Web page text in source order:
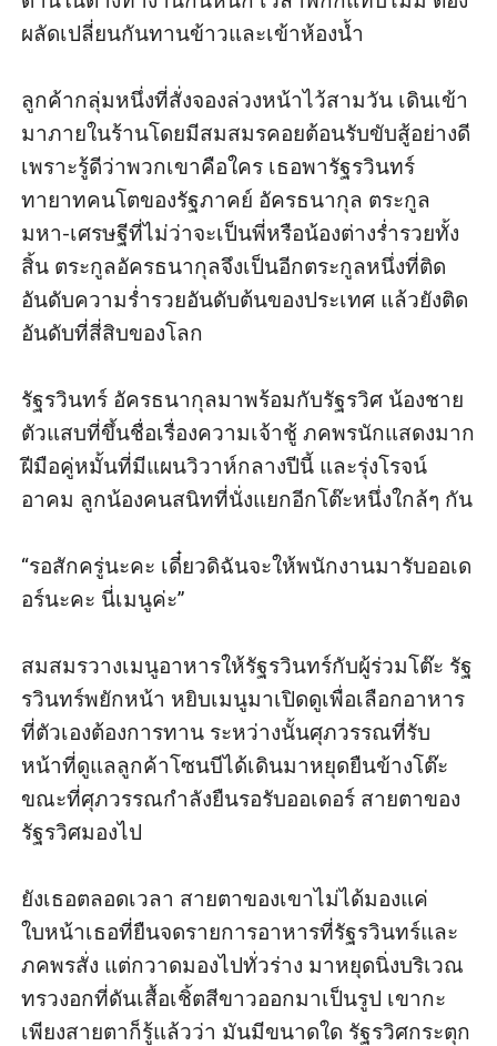
ผลัดเปลี่ยนกันทานข้าวและเข้าห้องน้ำ
ลูกค้ากลุ่มหนึ่งที่สั่งจองล่วงหน้าไว้สามวัน เดินเข้า
มาภายในร้านโดยมีสมสมรคอยต้อนรับขับสู้อย่างดี
เพราะรู้ดีว่าพวกเขาคือใคร เธอพารัฐรวินทร์
ทายาทคนโตของรัฐภาคย์ อัครธนากุล ตระกูล
มหา-เศรษฐีที่ไม่ว่าจะเป็นพี่หรือน้องต่างร่ำรวยทั้ง
สิ้น ตระกูลอัครธนากุลจึงเป็นอีกตระกูลหนึ่งที่ติด
อันดับความร่ำรวยอันดับต้นของประเทศ แล้วยังติด
อันดับที่สี่สิบของโลก
รัฐรวินทร์ อัครธนากุลมาพร้อมกับรัฐรวิศ น้องชาย
ตัวแสบที่ขึ้นชื่อเรื่องความเจ้าชู้ ภคพรนักแสดงมาก
ฝีมือคู่หมั้นที่มีแผนวิวาห์กลางปีนี้ และรุ่งโรจน์
อาคม ลูกน้องคนสนิทที่นั่งแยกอีกโต๊ะหนึ่งใกล้ๆ กัน
“รอสักครู่นะคะ เดี๋ยวดิฉันจะให้พนักงานมารับออเด
อร์นะคะ นี่เมนูค่ะ”
สมสมรวางเมนูอาหารให้รัฐรวินทร์กับผู้ร่วมโต๊ะ รัฐ
รวินทร์พยักหน้า หยิบเมนูมาเปิดดูเพื่อเลือกอาหาร
ที่ตัวเองต้องการทาน ระหว่างนั้นศุภวรรณที่รับ
หน้าที่ดูแลลูกค้าโซนบีได้เดินมาหยุดยืนข้างโต๊ะ
ขณะที่ศุภวรรณกำลังยืนรอรับออเดอร์ สายตาของ
รัฐรวิศมองไป
ยังเธอตลอดเวลา สายตาของเขาไม่ได้มองแค่
ใบหน้าเธอที่ยืนจดรายการอาหารที่รัฐรวินทร์และ
ภคพรสั่ง แต่กวาดมองไปทั่วร่าง มาหยุดนิ่งบริเวณ
ทรวงอกที่ดันเสื้อเชิ้ตสีขาวออกมาเป็นรูป เขากะ
เพียงสายตาก็รู้แล้วว่า มันมีขนาดใด รัฐรวิศกระตุก